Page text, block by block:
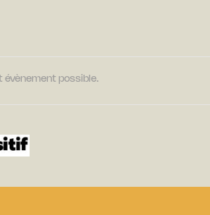
évènement possible.